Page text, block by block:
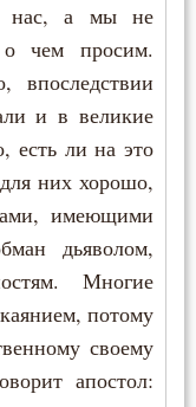
нас, а мы не
чем просим.
впоследствии
и в великие
есть ли на это
них хорошо,
имеющими
дьяволом,
Многие
потому
своему
апостол: